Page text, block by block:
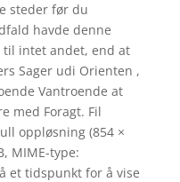
steder før du
havde denne
til intet andet, end at
Sager udi Orienten ,
Vantroende at
med Foragt. Fil
oppløsning ‎(854 ×
MIME-type:
et tidspunkt for å vise